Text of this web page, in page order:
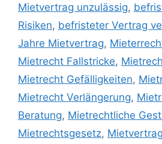
Mietvertrag unzulässig,
Risiken, befristeter Vertrag
Jahre Mietvertrag,
Mietrecht Fallstricke,
Mietrecht Gefälligkeiten,
Mietrecht Verlängerung,
Beratung, Mietrechtliche
Mietrechtsgesetz,